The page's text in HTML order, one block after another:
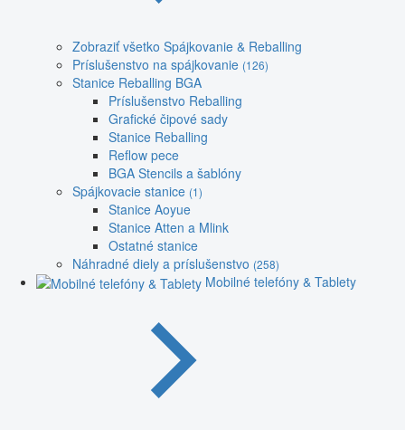
Zobraziť všetko Spájkovanie & Reballing
Príslušenstvo na spájkovanie (126)
Stanice Reballing BGA
Príslušenstvo Reballing
Grafické čipové sady
Stanice Reballing
Reflow pece
BGA Stencils a šablóny
Spájkovacie stanice (1)
Stanice Aoyue
Stanice Atten a Mlink
Ostatné stanice
Náhradné diely a príslušenstvo (258)
Mobilné telefóny & Tablety